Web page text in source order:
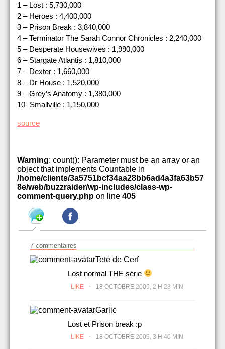
1 – Lost : 5,730,000
2 – Heroes : 4,400,000
3 – Prison Break : 3,840,000
4 – Terminator The Sarah Connor Chronicles : 2,240,000
5 – Desperate Housewives : 1,990,000
6 – Stargate Atlantis : 1,810,000
7 – Dexter : 1,660,000
8 – Dr House : 1,520,000
9 – Grey’s Anatomy : 1,380,000
10- Smallville : 1,150,000
source
Warning: count(): Parameter must be an array or an
object that implements Countable in
/home/clients/3a5751bcf34aa28bb6ad4a3fa63b57
8e/web/buzzraider/wp-includes/class-wp-
comment-query.php on line 405
7 commentaires
Tete de Cerf
Lost normal THE série
LIKE . 18 OCTOBRE 2009, 2 H 23 MIN
Garlic
Lost et Prison break :p
LIKE . 18 OCTOBRE 2009, 3 H 40 MIN